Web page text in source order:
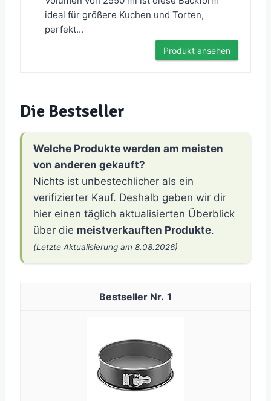
ideal für größere Kuchen und Torten,
perfekt...
Produkt ansehen
Die Bestseller
Welche Produkte werden am meisten
von anderen gekauft?
Nichts ist unbestechlicher als ein
verifizierter Kauf. Deshalb geben wir dir
hier einen täglich aktualisierten Überblick
über die meistverkauften Produkte.
(Letzte Aktualisierung am 8.08.2026)
1